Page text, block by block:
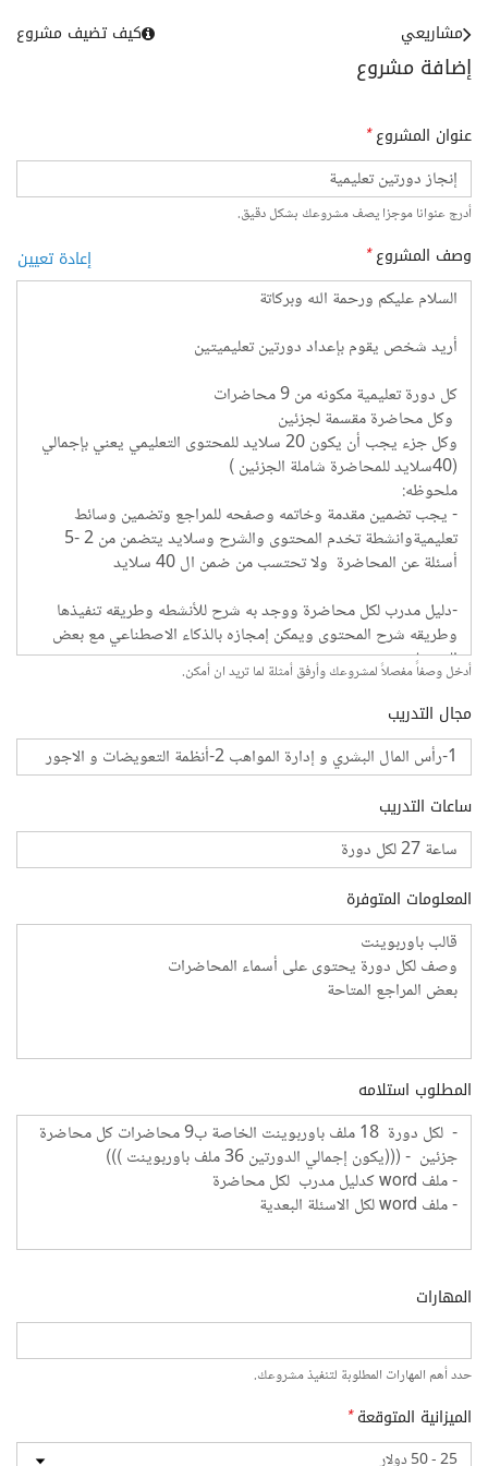
إضافة مشروع
مشاريعي كيف تضيف مشروع
عنوان المشروع*
أدرج عنوانا موجزا يصف مشروعك بشكل دقيق.
وصف المشروع* إعادة تعيين
أدخل وصفاً مفصلاً لمشروعك وأرفق أمثلة لما تريد ان أمكن.
مجال التدريب
ساعات التدريب
المعلومات المتوفرة
المطلوب استلامه
المهارات
حدد أهم المهارات المطلوبة لتنفيذ مشروعك.
الميزانية المتوقعة*